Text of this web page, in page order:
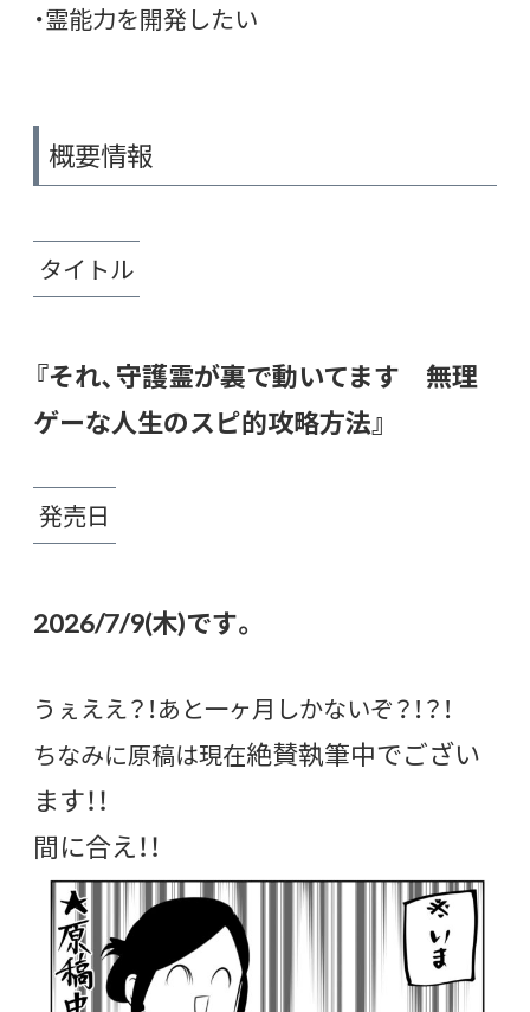
・霊能力を開発したい
概要情報
タイトル
『それ、守護霊が裏で動いてます 無理
ゲーな人生のスピ的攻略方法』
発売日
2026/7/9(木)です。
うぇええ？！あと一ヶ月しかないぞ？！？！
ちなみに原稿は現在絶賛執筆中でござい
ます！！
間に合え！！